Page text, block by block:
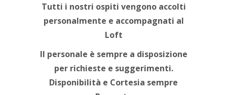
Tutti i nostri ospiti vengono accolti
personalmente e accompagnati al
Loft
Il personale è sempre a disposizione
per richieste e suggerimenti.
Disponibilità e Cortesia sempre